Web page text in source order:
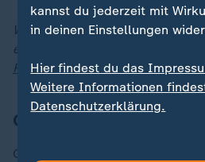
Weitere News-Updates zur
erhalten Sie jederzeit auch in
Russlands Angriff auf die
Champions League
Gespannt, wie sich die
kannst du jederzeit mit
in deinen Einstellungen
Hier findest du das
Weitere Informationen
Datenschutzerklärung.